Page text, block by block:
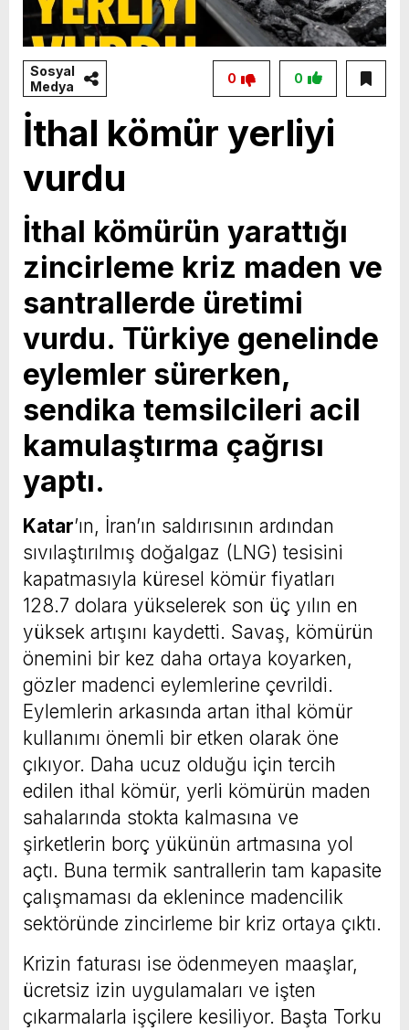
Sosyal
Medya
0
0
İthal kömür yerliyi
vurdu
İthal kömürün yarattığı
zincirleme kriz maden ve
santrallerde üretimi
vurdu. Türkiye genelinde
eylemler sürerken,
sendika temsilcileri acil
kamulaştırma çağrısı
yaptı.
Katar’ın, İran’ın saldırısının ardından
sıvılaştırılmış doğalgaz (LNG) tesisini
kapatmasıyla küresel kömür fiyatları
128.7 dolara yükselerek son üç yılın en
yüksek artışını kaydetti. Savaş, kömürün
önemini bir kez daha ortaya koyarken,
gözler madenci eylemlerine çevrildi.
Eylemlerin arkasında artan ithal kömür
kullanımı önemli bir etken olarak öne
çıkıyor. Daha ucuz olduğu için tercih
edilen ithal kömür, yerli kömürün maden
sahalarında stokta kalmasına ve
şirketlerin borç yükünün artmasına yol
açtı. Buna termik santrallerin tam kapasite
çalışmaması da eklenince madencilik
sektöründe zincirleme bir kriz ortaya çıktı.
Krizin faturası ise ödenmeyen maaşlar,
ücretsiz izin uygulamaları ve işten
çıkarmalarla işçilere kesiliyor. Başta Torku